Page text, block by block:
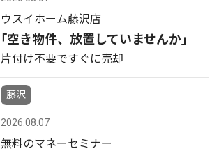
ウスイホーム藤沢店
｢空き物件、放置していませんか｣
片付け不要ですぐに売却
藤沢
2026.08.07
無料のマネーセミナー